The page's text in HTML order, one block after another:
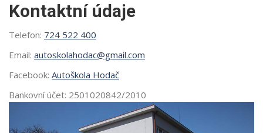
Kontaktní údaje
Telefon: 724 522 400
Email: autoskolahodac@gmail.com
Facebook: Autoškola Hodač
Bankovní účet: 2501020842/2010